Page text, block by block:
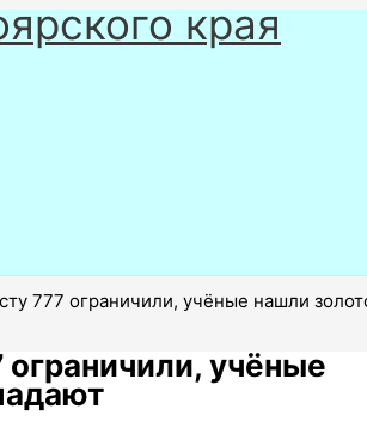
края
777 ограничили, учёные нашли
учёные